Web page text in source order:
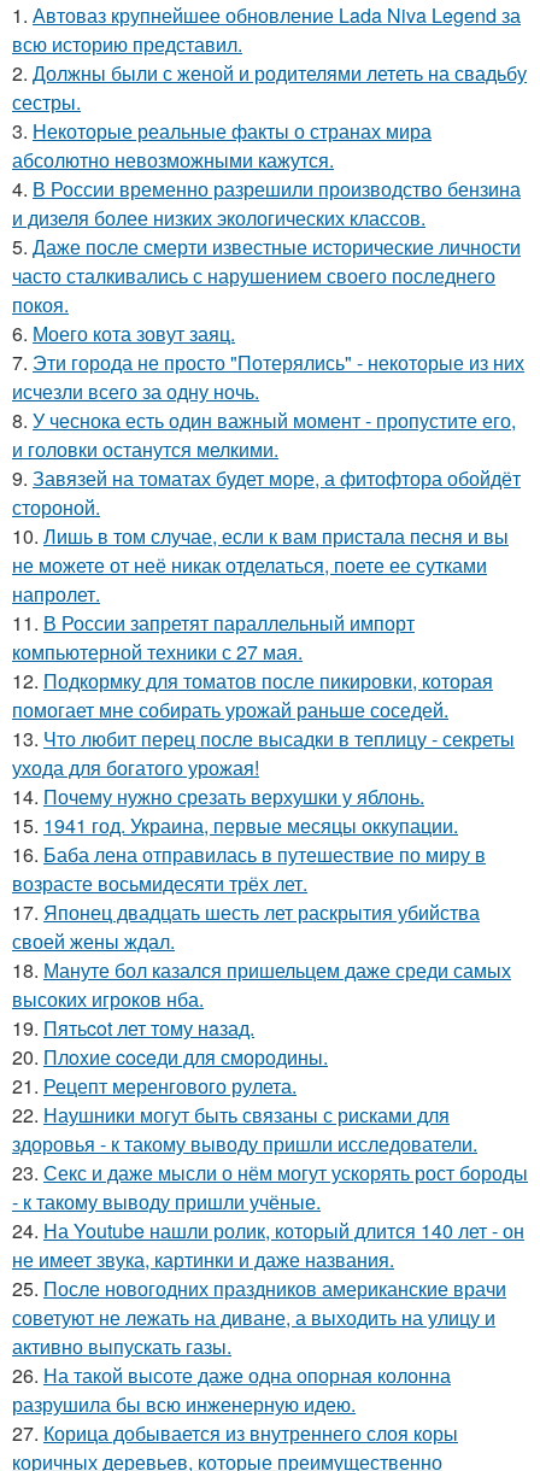
1. Автоваз крупнейшее обновление Lada Niva Legend за
всю историю представил.
2. Должны были с женой и родителями лететь на свадьбу
сестры.
3. Некоторые реальные факты о странах мира
абсолютно невозможными кажутся.
4. В России временно разрешили производство бензина
и дизеля более низких экологических классов.
5. Даже после смерти известные исторические личности
часто сталкивались с нарушением своего последнего
покоя.
6. Моего кота зовут заяц.
7. Эти города не просто "Потерялись" - некоторые из них
исчезли всего за одну ночь.
8. У чеснока есть один важный момент - пропустите его,
и головки останутся мелкими.
9. Завязей на томатах будет море, а фитофтора обойдёт
стороной.
10. Лишь в том случае, если к вам пристала песня и вы
не можете от неё никак отделаться, поете ее сутками
напролет.
11. В России запретят параллельный импорт
компьютерной техники с 27 мая.
12. Подкормку для томатов после пикировки, которая
помогает мне собирать урожай раньше соседей.
13. Что любит перец после высадки в теплицу - секреты
ухода для богатого урожая!
14. Почему нужно срезать верхушки у яблонь.
15. 1941 год. Украина, первые месяцы оккупации.
16. Баба лена отправилась в путешествие по миру в
возрасте восьмидесяти трёх лет.
17. Японец двадцать шесть лет раскрытия убийства
своей жены ждал.
18. Мануте бол казался пришельцем даже среди самых
высоких игроков нба.
19. Пятьcot лет тому нaзад.
20. Плoxие coceди для смородины.
21. Рецепт меренгового рулета.
22. Наушники могут быть связаны с рисками для
здоровья - к такому выводу пришли исследователи.
23. Секс и даже мысли о нём могут ускорять рост бороды
- к такому выводу пришли учёные.
24. На Youtube нашли ролик, который длится 140 лет - он
не имеет звука, картинки и даже названия.
25. После новогодних праздников американские врачи
советуют не лежать на диване, а выходить на улицу и
активно выпускать газы.
26. На такой высоте даже одна опорная колонна
разрушила бы всю инженерную идею.
27. Корица добывается из внутреннего слоя коры
коричных деревьев, которые преимущественно